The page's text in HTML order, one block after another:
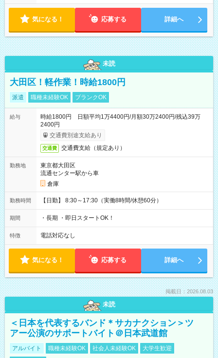
気になる！ 応募する 詳細へ
未読
大田区！軽作業！時給1800円
派遣 職種未経験OK ブランクOK
給与
時給1800円 日額平均1万4400円/月額30万2400円/残込39万
2400円
交通費別途支給あり
交通費 交通費支給（規定あり）
勤務地
東京都大田区
流通センター駅から車
倉庫
勤務時間 【日勤】 8:30～17:30（実働8時間/休憩60分）
期間 ・長期 ・即日スタートOK！
特徴 電話対応なし
気になる！ 応募する 詳細へ
掲載日：2026.08.03
未読
＜日本を代表するバンド＊サカナクション＞ツ
アー公演のサポートバイト＠日本武道館
アルバイト 職種未経験OK 社会人未経験OK
大学生歓迎